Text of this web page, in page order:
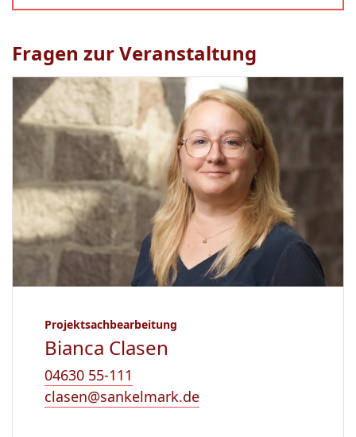
Fragen zur Veranstaltung
Projektsachbearbeitung
Bianca Clasen
04630 55-111
clasen@sankelmark.de